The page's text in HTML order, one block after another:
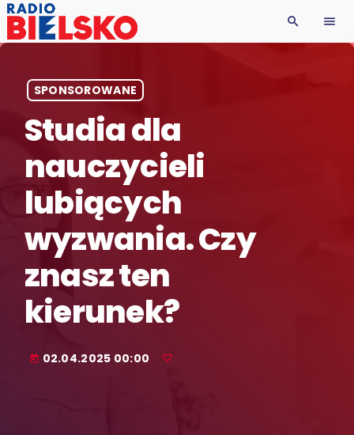
search menu
SPONSOROWANE
Studia dla
nauczycieli
lubiących
wyzwania. Czy
znasz ten
kierunek?
today 02.04.2025 00:00